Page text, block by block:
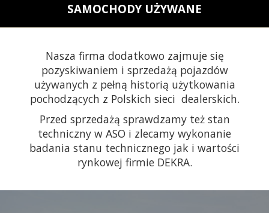
SAMOCHODY UŻYWANE
Nasza firma dodatkowo zajmuje się
pozyskiwaniem i sprzedażą pojazdów
używanych z pełną historią użytkowania
pochodzących z Polskich sieci dealerskich.
Przed sprzedażą sprawdzamy też stan
techniczny w ASO i zlecamy wykonanie
badania stanu technicznego jak i wartości
rynkowej firmie DEKRA.